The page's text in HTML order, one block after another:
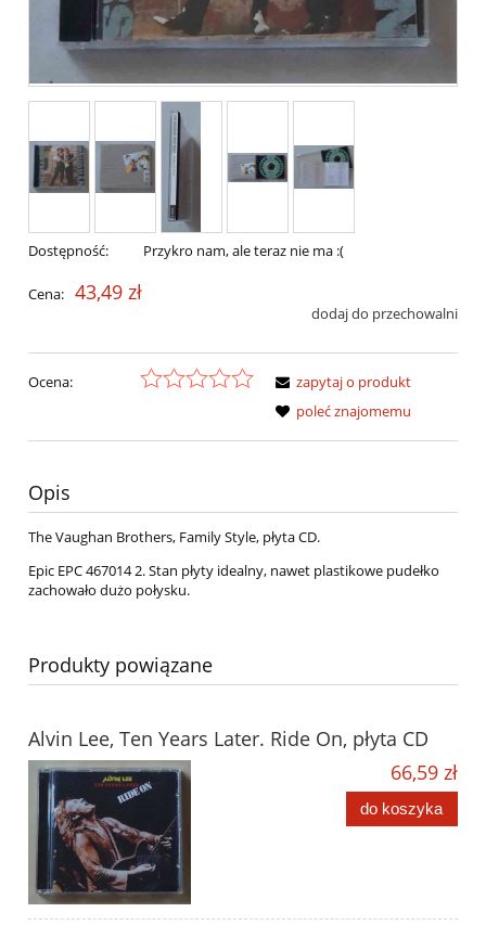
Dostępność: Przykro nam, ale teraz nie ma :(
Cena: 43,49 zł
dodaj do przechowalni
Ocena:
zapytaj o produkt
poleć znajomemu
Opis
The Vaughan Brothers, Family Style, płyta CD.
Epic EPC 467014 2. Stan płyty idealny, nawet plastikowe pudełko
zachowało dużo połysku.
Produkty powiązane
Alvin Lee, Ten Years Later. Ride On, płyta CD
66,59 zł
do koszyka